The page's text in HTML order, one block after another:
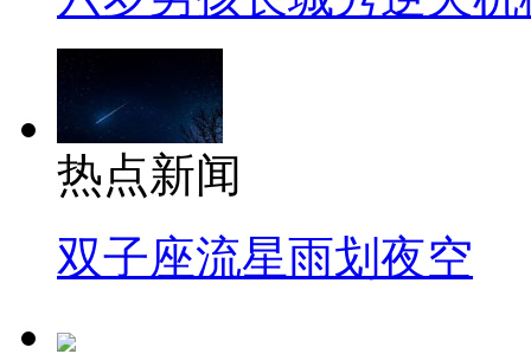
热点新闻
双子座流星雨划夜空